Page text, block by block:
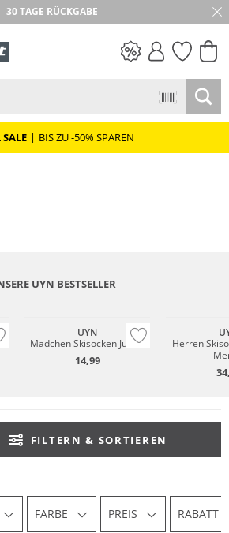
30 TAGE RÜCKGABE
| BIS ZU -50% SPAREN
UYN BESTSELLER
UYN
Mädchen Skisocken Junior
14,99
Herren
FILTERN & SORTIEREN
FARBE PREIS RABATT